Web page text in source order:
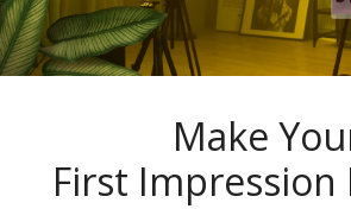
Make
First